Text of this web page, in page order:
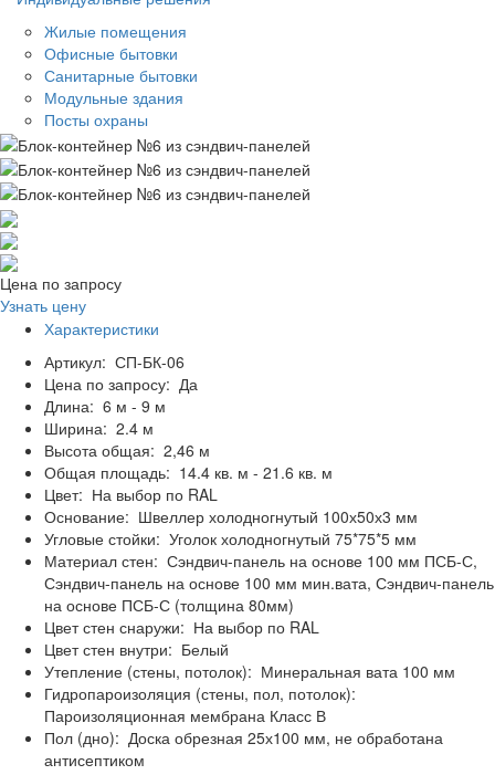
Жилые помещения
Офисные бытовки
Санитарные бытовки
Модульные здания
Посты охраны
Цена по запросу
Узнать цену
Характеристики
Артикул: СП-БК-06
Цена по запросу: Да
Длина: 6 м - 9 м
Ширина: 2.4 м
Высота общая: 2,46 м
Общая площадь: 14.4 кв. м - 21.6 кв. м
Цвет: На выбор по RAL
Основание: Швеллер холодногнутый 100х50х3 мм
Угловые стойки: Уголок холодногнутый 75*75*5 мм
Материал стен: Сэндвич-панель на основе 100 мм ПСБ-С,
Сэндвич-панель на основе 100 мм мин.вата, Сэндвич-панель
на основе ПСБ-С (толщина 80мм)
Цвет стен снаружи: На выбор по RAL
Цвет стен внутри: Белый
Утепление (стены, потолок): Минеральная вата 100 мм
Гидропароизоляция (стены, пол, потолок):
Пароизоляционная мембрана Класс В
Пол (дно): Доска обрезная 25х100 мм, не обработана
антисептиком